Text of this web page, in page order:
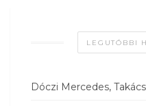
LEGUTÓBBI
Dóczi Mercedes,